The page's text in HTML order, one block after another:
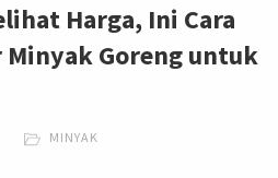
Harga, Ini Cara
Goreng untuk
MINYAK